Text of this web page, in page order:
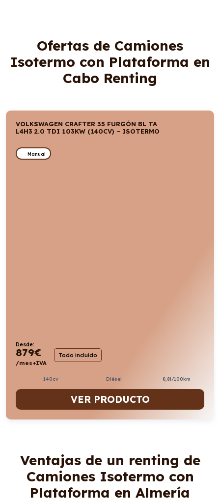
Ofertas de Camiones
Isotermo con Plataforma en
Cabo Renting
VOLKSWAGEN CRAFTER 35 FURGÓN BL TA
L4H3 2.0 TDI 103KW (140CV) – ISOTERMO
Manual
Desde:
879€
/mes+IVA
Todo incluido
140cv Diésel 8,8l/100km
VER PRODUCTO
Ventajas de un renting de
Camiones Isotermo con
Plataforma en Almería